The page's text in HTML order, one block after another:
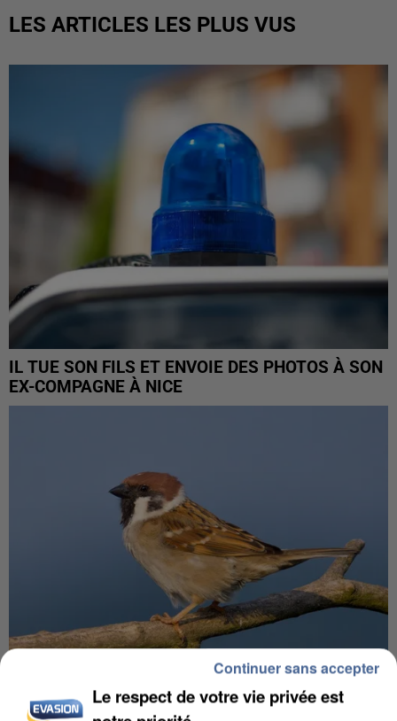
LES ARTICLES LES PLUS VUS
IL TUE SON FILS ET ENVOIE DES PHOTOS À SON
EX-COMPAGNE À NICE
APRÈS TOUTES CES CANICULES, LES REFUGES
Le respect de votre vie privée est
Continuer sans accepter